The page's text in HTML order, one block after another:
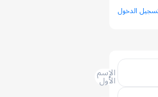
الدخول
الإسم
الأول